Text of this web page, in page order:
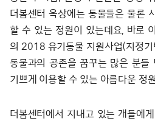
더봄센터 옥상에는 동물들은 물론
할 수 있는 정원이 있는데요, 바로
의 2018 유기동물 지원사업(지정
동물과의 공존을 꿈꾸는 많은 분들
기쁘게 이용할 수 있는 아름다운 정
더봄센터에서 지내고 있는 개들에